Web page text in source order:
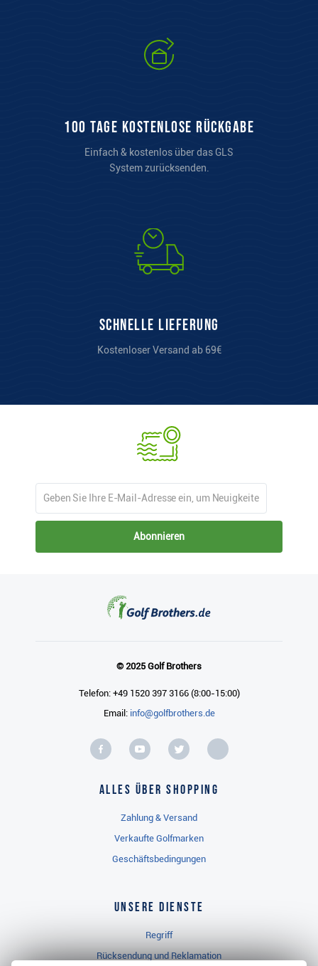
100 Tage kostenlose Rückgabe
Einfach & kostenlos über das GLS
System zurücksenden.
Schnelle Lieferung
Kostenloser Versand ab 69€
Abonnieren
© 2025 Golf Brothers
Telefon: +49 1520 397 3166 (8:00-15:00)
Email: info@golfbrothers.de
Alles über Shopping
Zahlung & Versand
Verkaufte Golfmarken
Geschäftsbedingungen
Unsere Dienste
Regriff
Rücksendung und Reklamation